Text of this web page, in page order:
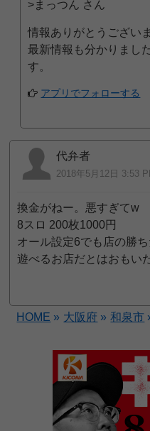
>まっつん さん
情報ありがとうござい
最新情報も分かりまし
す。
アプリでフォローする
代弁者
2018年5月12日 3:53
換金がねー。悪すぎてw
8スロ 200枚1000円
オール設定6でも店の勝ち
遊べるお店だとはおもい
HOME » 大阪府 » 和泉市